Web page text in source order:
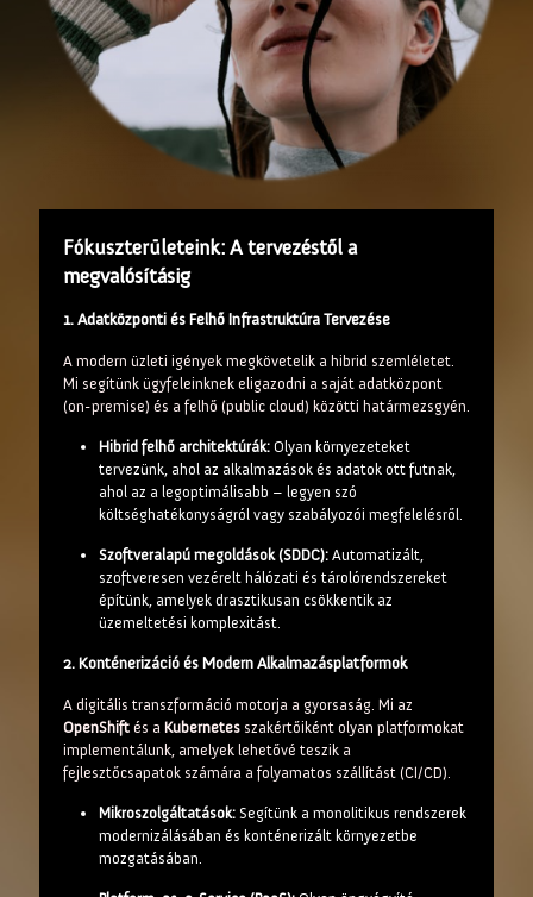
Fókuszterületeink: A tervezéstől a
megvalósításig
1. Adatközponti és Felhő Infrastruktúra Tervezése
A modern üzleti igények megkövetelik a hibrid szemléletet.
Mi segítünk ügyfeleinknek eligazodni a saját adatközpont
(on-premise) és a felhő (public cloud) közötti határmezsgyén.
Hibrid felhő architektúrák: Olyan környezeteket
tervezünk, ahol az alkalmazások és adatok ott futnak,
ahol az a legoptimálisabb – legyen szó
költséghatékonyságról vagy szabályozói megfelelésről.
Szoftveralapú megoldások (SDDC): Automatizált,
szoftveresen vezérelt hálózati és tárolórendszereket
építünk, amelyek drasztikusan csökkentik az
üzemeltetési komplexitást.
2. Konténerizáció és Modern Alkalmazásplatformok
A digitális transzformáció motorja a gyorsaság. Mi az
OpenShift és a Kubernetes szakértőiként olyan platformokat
implementálunk, amelyek lehetővé teszik a
fejlesztőcsapatok számára a folyamatos szállítást (CI/CD).
Mikroszolgáltatások: Segítünk a monolitikus rendszerek
modernizálásában és konténerizált környezetbe
mozgatásában.